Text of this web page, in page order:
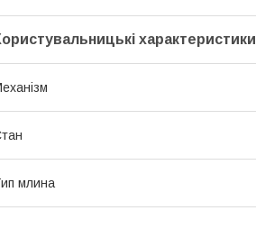
характеристики
млина